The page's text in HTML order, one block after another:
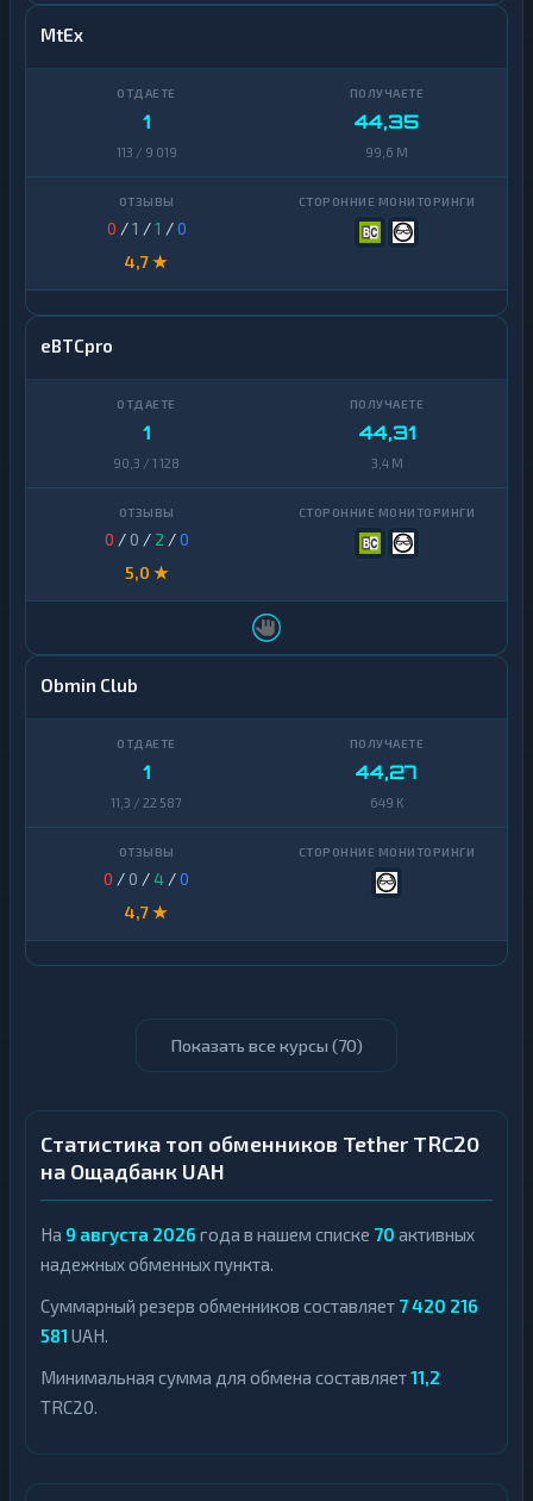
MtEx
1
113 / 9 019
44,35
99,6 M
0 /1 /1 /0
4,7 ★
eBTCpro
1
90,3 / 1 128
44,31
3,4 M
0 / 0 / 2 /0
5,0 ★
Obmin Club
1
11,3 / 22 587
44,27
649 K
0 / 0 / 4 /0
4,7 ★
Показать все курсы (70)
Статистика топ обменников Tether TRC20
на Ощадбанк UAH
На 9 августа 2026 года в нашем списке 70 активных
надежных обменных пункта.
Суммарный резерв обменников составляет 7 420 216
581 UAH.
Минимальная сумма для обмена составляет11,2
TRC20.